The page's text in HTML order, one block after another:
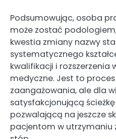
Podsumowując, osoba
może zostać
kwestia zmiany nazwy
systematycznego
kwalifikacji i rozszerzenia
medyczne. Jest to
zaangażowania, ale dla
satysfakcjonującą
pozwalającą na jeszcze
pacjentom w utrzymaniu